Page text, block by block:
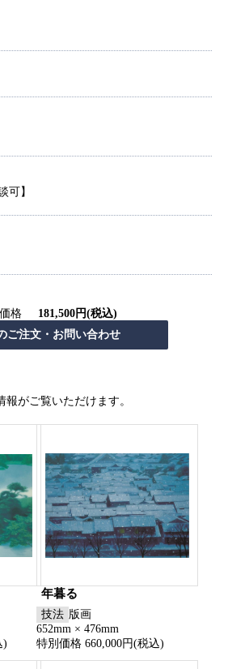
可】
格 181,500円(税込)
がご覧いただけます。
)
年暮る
技法 版画
652mm × 476mm
特別価格 660,000円(税込)